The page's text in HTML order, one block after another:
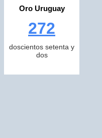
Oro Uruguay
272
doscientos setenta y
dos